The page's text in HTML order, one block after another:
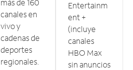
más de 160
canales en
vivo y
cadenas de
deportes
regionales.
Entertainm
ent +
(incluye
canales
HBO Max
sin anuncios